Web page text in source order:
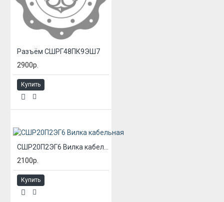
Разъём СШРГ48ПК9ЭШ7
2900р.
Купить
2100р.
Купить